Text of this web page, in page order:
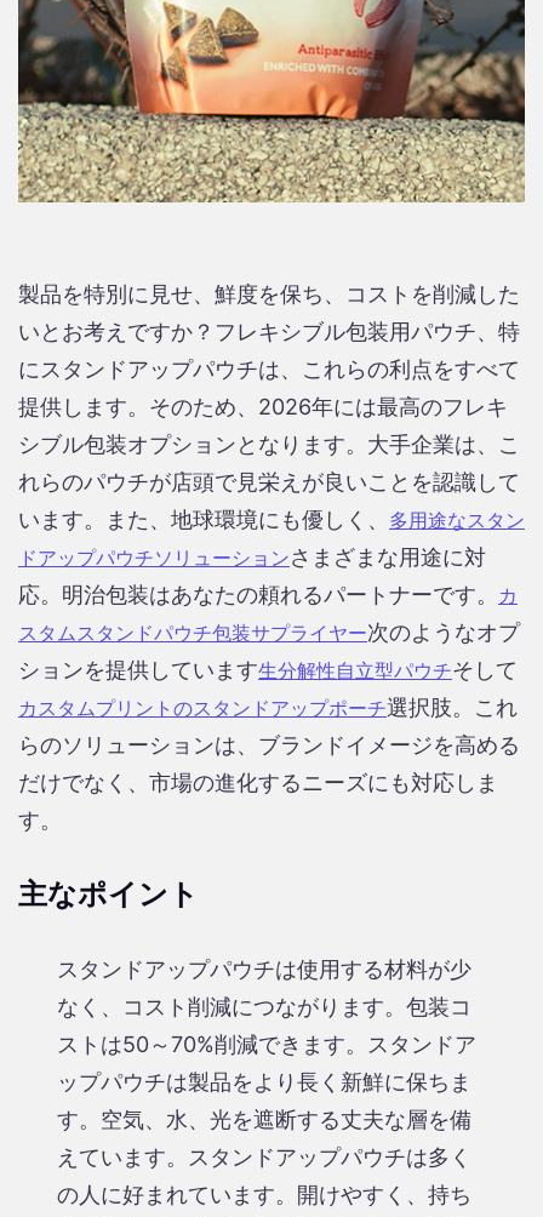
製品を特別に見せ、鮮度を保ち、コストを削減した
いとお考えですか？フレキシブル包装用パウチ、特
にスタンドアップパウチは、これらの利点をすべて
提供します。そのため、2026年には最高のフレキ
シブル包装オプションとなります。大手企業は、こ
れらのパウチが店頭で見栄えが良いことを認識して
います。また、地球環境にも優しく、 多用途なスタン
ドアップパウチソリューションさまざまな用途に対
応。明治包装はあなたの頼れるパートナーです。
カ
スタムスタンドパウチ包装サプライヤー次のようなオプ
ションを提供しています生分解性自立型パウチそして
カスタムプリントのスタンドアップポーチ選択肢。これ
らのソリューションは、ブランドイメージを高める
だけでなく、市場の進化するニーズにも対応しま
す。
主なポイント
スタンドアップパウチは使用する材料が少
なく、コスト削減につながります。包装コ
ストは50～70%削減できます。スタンドア
ップパウチは製品をより長く新鮮に保ちま
す。空気、水、光を遮断する丈夫な層を備
えています。スタンドアップパウチは多く
の人に好まれています。開けやすく、持ち